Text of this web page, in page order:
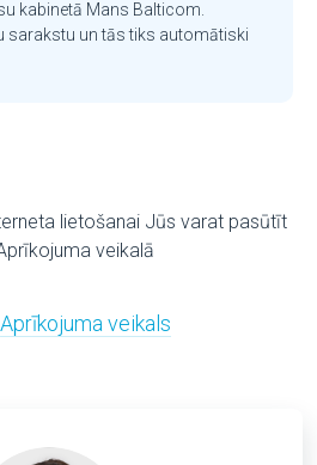
kabinetā Mans Balticom.
sarakstu un tās tiks automātiski
lietošanai Jūs varat pasūtīt
veikalā
Aprīkojuma veikals